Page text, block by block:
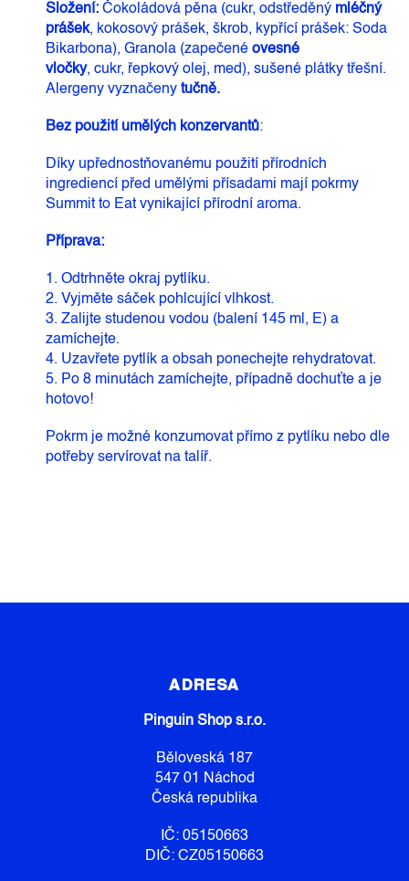
Složení: Čokoládová pěna (cukr, odstředěný mléčný
prášek, kokosový prášek, škrob, kypřící prášek: Soda
Bikarbona), Granola (zapečené ovesné
vločky, cukr, řepkový olej, med), sušené plátky třešní.
Alergeny vyznačeny tučně.
Bez použití umělých konzervantů:
Díky upřednostňovanému použití přírodních
ingrediencí před umělými přísadami mají pokrmy
Summit to Eat vynikající přírodní aroma.
Příprava:
1. Odtrhněte okraj pytlíku.
2. Vyjměte sáček pohlcující vlhkost.
3. Zalijte studenou vodou (balení 145 ml, E) a
zamíchejte.
4. Uzavřete pytlík a obsah ponechejte rehydratovat.
5. Po 8 minutách zamíchejte, případně dochuťte a je
hotovo!
Pokrm je možné konzumovat přímo z pytlíku nebo dle
potřeby servírovat na talíř.
ADRESA
Pinguin Shop s.r.o.
Běloveská 187
547 01 Náchod
Česká republika
IČ: 05150663
DIČ: CZ05150663